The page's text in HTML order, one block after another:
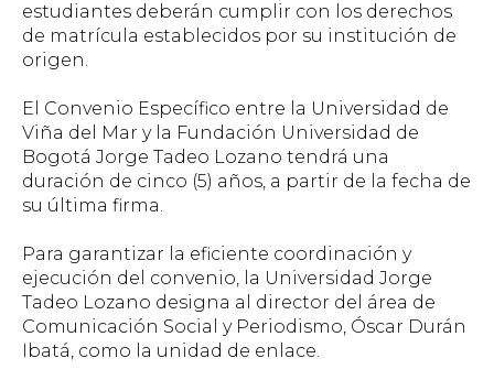
estudiantes deberán cumplir con los derechos
de matrícula establecidos por su institución de
origen.
El Convenio Específico entre la Universidad de
Viña del Mar y la Fundación Universidad de
Bogotá Jorge Tadeo Lozano tendrá una
duración de cinco (5) años, a partir de la fecha de
su última firma.
Para garantizar la eficiente coordinación y
ejecución del convenio, la Universidad Jorge
Tadeo Lozano designa al director del área de
Comunicación Social y Periodismo, Óscar Durán
Ibatá, como la unidad de enlace.